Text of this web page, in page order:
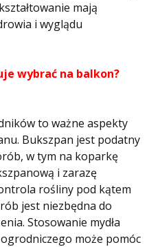
mają
i wyglądu
wybrać na balkon?
to ważne aspekty
Bukszpan jest podatny
w tym na koparkę
i zarazę
rośliny pod kątem
jest niezbędna do
Stosowanie mydła
może pomóc